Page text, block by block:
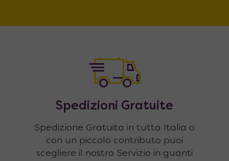
Spedizioni Gratuite
Spedizione Gratuita in tutta Italia o
con un piccolo contributo puoi
scegliere il nostro Servizio in guanti